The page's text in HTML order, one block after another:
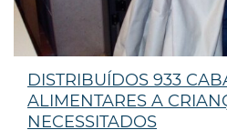
DISTRIBUÍDOS 933
ALIMENTARES A
NECESSITADOS